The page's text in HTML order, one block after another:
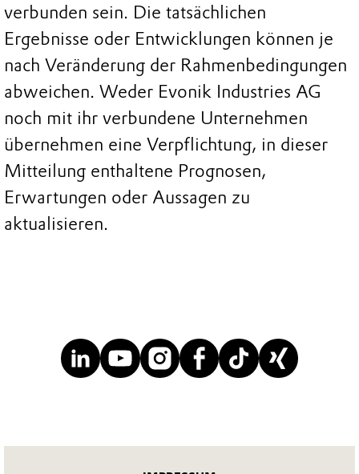
verbunden sein. Die tatsächlichen
Ergebnisse oder Entwicklungen können je
nach Veränderung der Rahmenbedingungen
abweichen. Weder Evonik Industries AG
noch mit ihr verbundene Unternehmen
übernehmen eine Verpflichtung, in dieser
Mitteilung enthaltene Prognosen,
Erwartungen oder Aussagen zu
aktualisieren.